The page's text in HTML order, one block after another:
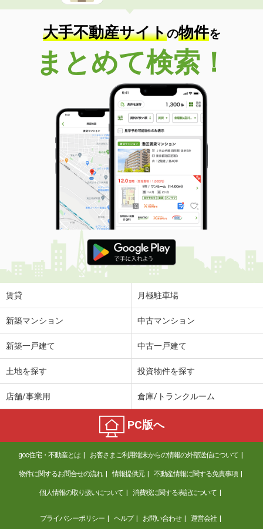
大手不動産サイトの物件を
まとめて検索！
賃貸 月極駐車場
新築マンション 中古マンション
新築一戸建て 中古一戸建て
土地を探す 投資物件を探す
店舗/事業用 倉庫/トランクルーム
PC版へ
goo住宅・不動産とは お客さまご利用端末からの情報の外部送信について
物件に関するお問合せの流れ 情報提供元 不動産情報に関する免責事項
個人情報の取り扱いについて 消費税に関する表記について
プライバシーポリシー ヘルプ お問い合わせ 運営会社